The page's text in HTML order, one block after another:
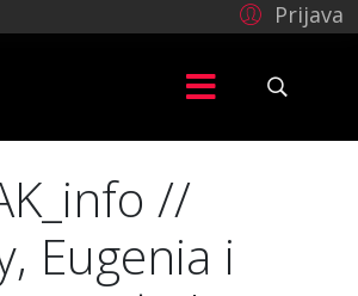
Prijava
//
Eugenia i